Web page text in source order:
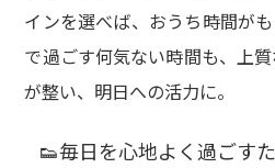
インを選べば、おうち時間が
で過ごす何気ない時間も、上
が整い、明日への活力に。
👟毎日を心地よく過ごす